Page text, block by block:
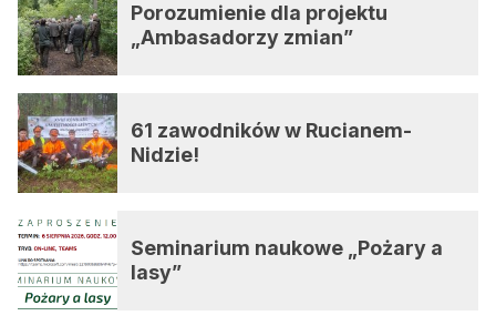
Porozumienie dla projektu
„Ambasadorzy zmian”
61 zawodników w Rucianem-
Nidzie!
Seminarium naukowe „Pożary a
lasy”